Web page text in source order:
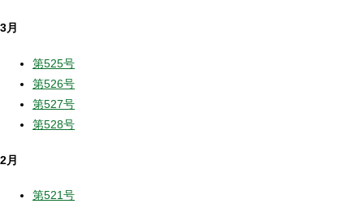
3月
第525号
第526号
第527号
第528号
2月
第521号